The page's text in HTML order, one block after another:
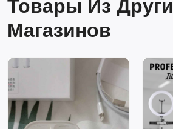
Товары Из
Магазинов